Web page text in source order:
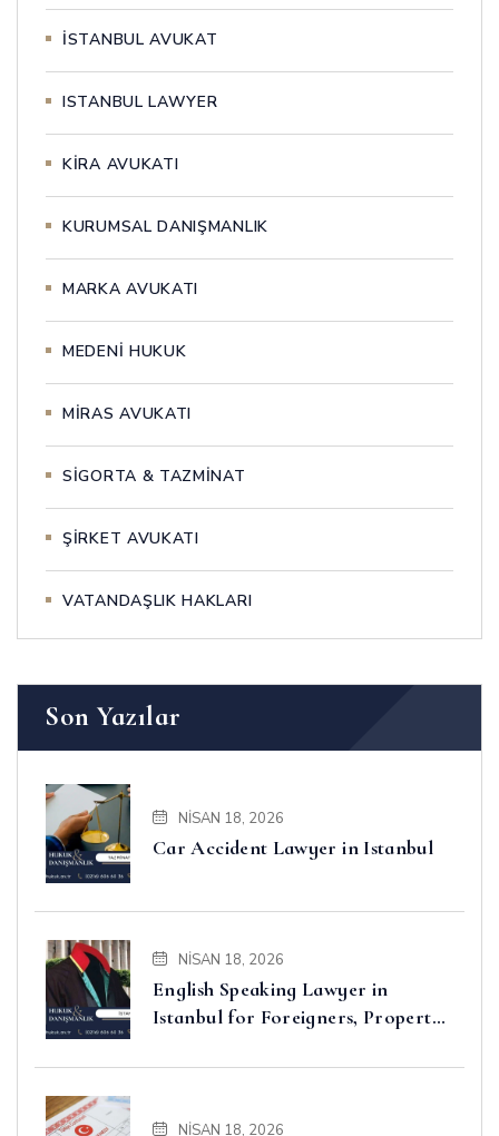
İSTANBUL AVUKAT
ISTANBUL LAWYER
KİRA AVUKATI
KURUMSAL DANIŞMANLIK
MARKA AVUKATI
MEDENİ HUKUK
MİRAS AVUKATI
SİGORTA & TAZMİNAT
ŞİRKET AVUKATI
VATANDAŞLIK HAKLARI
Son Yazılar
NISAN 18, 2026
Car Accident Lawyer in Istanbul
NISAN 18, 2026
English Speaking Lawyer in
Istanbul for Foreigners, Property,
NISAN 18, 2026